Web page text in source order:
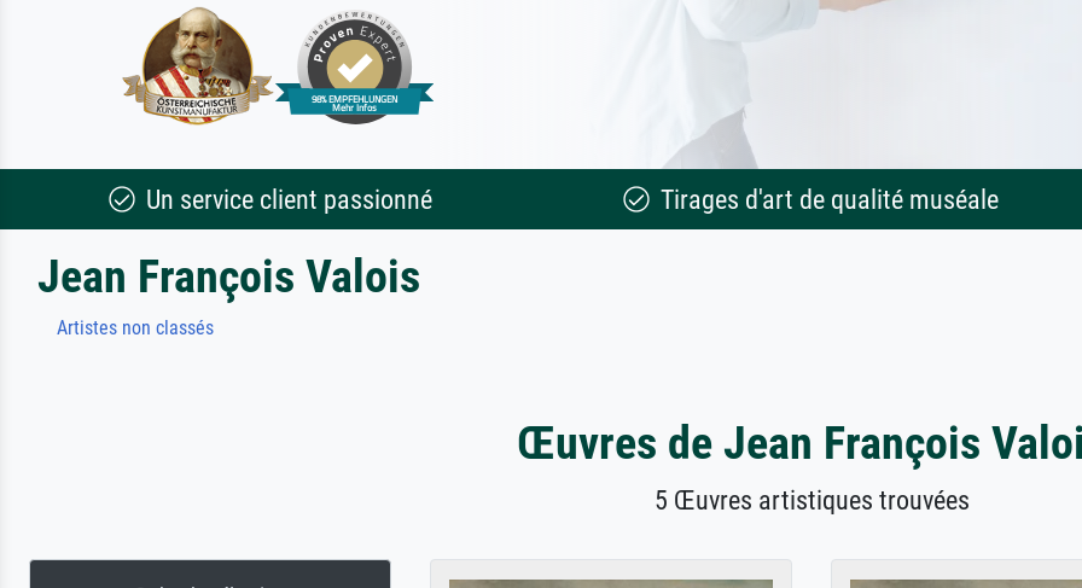
Un service client passionné Tirages d'art de qualité muséale
Jean François Valois
Artistes non classés
Œuvres de Jean François
5 Œuvres artistiques trouvées